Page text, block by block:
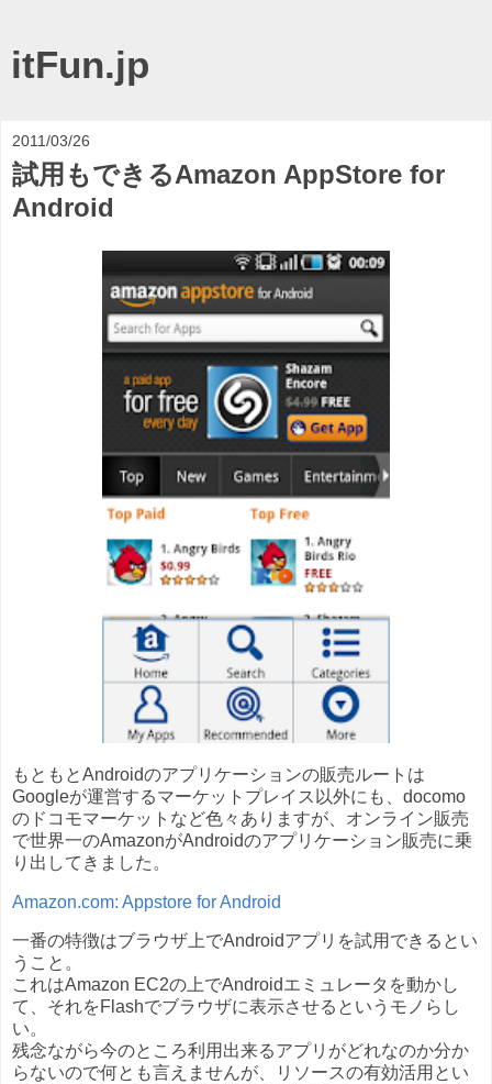
itFun.jp
2011/03/26
試用もできるAmazon AppStore for
Android
もともとAndroidのアプリケーションの販売ルートは
Googleが運営するマーケットプレイス以外にも、docomo
のドコモマーケットなど色々ありますが、オンライン販売
で世界一のAmazonがAndroidのアプリケーション販売に乗
り出してきました。
Amazon.com: Appstore for Android
一番の特徴はブラウザ上でAndroidアプリを試用できるとい
うこと。
これはAmazon EC2の上でAndroidエミュレータを動かし
て、それをFlashでブラウザに表示させるというモノらし
い。
残念ながら今のところ利用出来るアプリがどれなのか分か
らないので何とも言えませんが、リソースの有効活用とい